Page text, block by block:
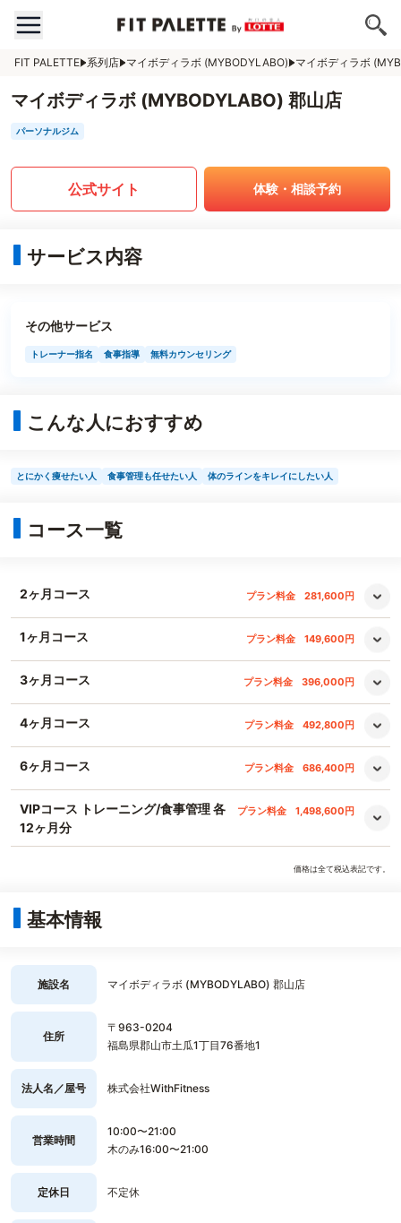
FIT PALETTE 系列店 マイボディラボ (MYBODYLABO) マイボディラボ
マイボディラボ (MYBODYLABO) 郡山店
パーソナルジム
公式サイト 体験・相談予約
サービス内容
その他サービス
トレーナー指名 食事指導 無料カウンセリング
こんな人におすすめ
とにかく痩せたい人 食事管理も任せたい人 体のラインをキレイにしたい人
コース一覧
2ヶ月コース プラン料金 281,600円
1ヶ月コース プラン料金 149,600円
3ヶ月コース プラン料金 396,000円
4ヶ月コース プラン料金 492,800円
6ヶ月コース プラン料金 686,400円
VIPコース トレーニング/食事管理 各
12ヶ月分
プラン料金 1,498,600円
価格は全て税込表記です。
基本情報
施設名 マイボディラボ (MYBODYLABO) 郡山店
住所
〒963-0204
福島県郡山市土瓜1丁目76番地1
法人名／屋号 株式会社WithFitness
営業時間
10:00〜21:00
木のみ16:00〜21:00
定休日 不定休